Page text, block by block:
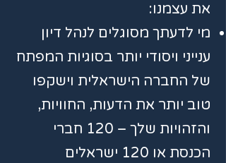
את עצמנו:
מי לדעתך מסוגלים לנהל דיון
ענייני ויסודי יותר בסוגיות המפתח
של החברה הישראלית וישקפו
טוב יותר את הדעות, החוויות,
והזהויות שלך – 120 חברי
הכנסת או 120 ישראלים